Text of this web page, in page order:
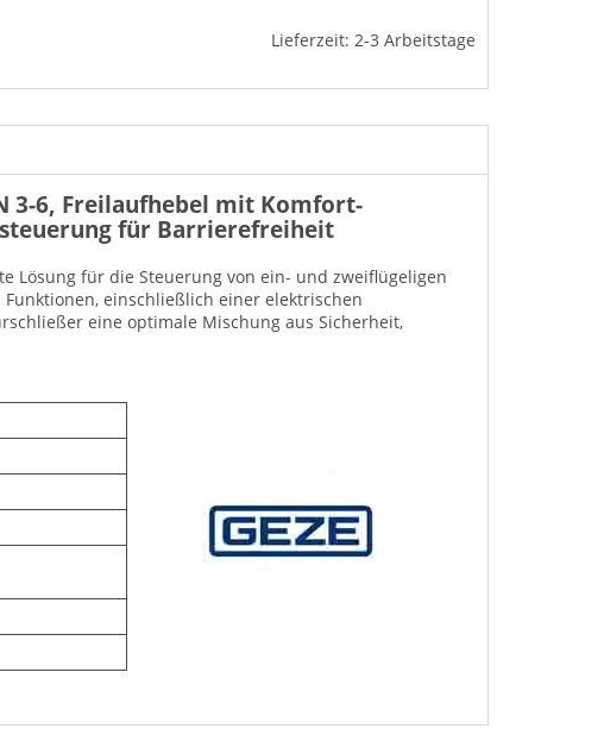
Lieferzeit: 2-3 Arbeitstage
3-6, Freilaufhebel mit Komfort-
für Barrierefreiheit
Lösung für die Steuerung von ein- und zweiflügeligen
einschließlich einer elektrischen
eine optimale Mischung aus Sicherheit,